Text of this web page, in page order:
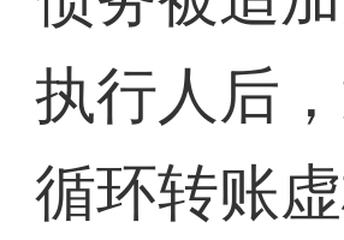
执行人后
循环转账